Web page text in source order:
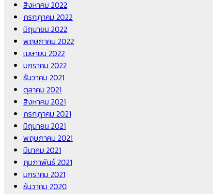
สิงหาคม 2022
กรกฎาคม 2022
มิถุนายน 2022
พฤษภาคม 2022
เมษายน 2022
มกราคม 2022
ธันวาคม 2021
ตุลาคม 2021
สิงหาคม 2021
กรกฎาคม 2021
มิถุนายน 2021
พฤษภาคม 2021
มีนาคม 2021
กุมภาพันธ์ 2021
มกราคม 2021
ธันวาคม 2020